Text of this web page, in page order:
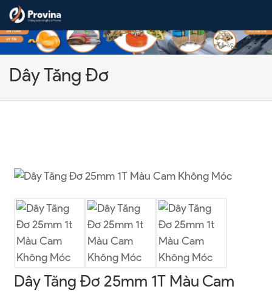
Skip to content
Dây Tăng Đơ
Dây Tăng Đơ 25mm 1T Màu Cam